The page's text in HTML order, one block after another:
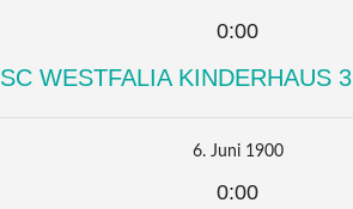
0:00
SC WESTFALIA KINDERHAUS 3
6. Juni 1900
0:00